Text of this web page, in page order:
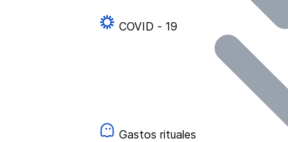
COVID - 19
Gastos rituales